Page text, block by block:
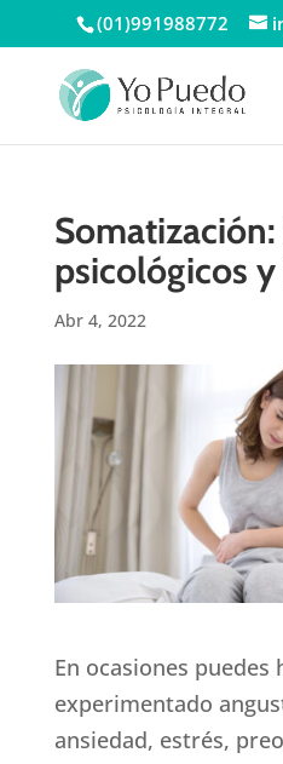
(01)991988772
psicológicos
Abr 4, 2022
En ocasiones puedes
experimentado
ansiedad, estrés,